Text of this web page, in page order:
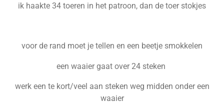
ik haakte 34 toeren in het patroon, dan de toer stokjes
voor de rand moet je tellen en een beetje smokkelen
een waaier gaat over 24 steken
werk een te kort/veel aan steken weg midden onder een
waaier